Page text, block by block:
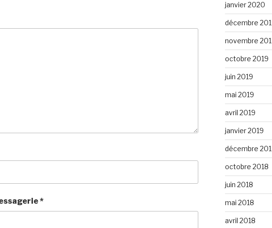
*
janvier 2020
décembre
novembre
octobre 2019
juin 2019
mai 2019
avril 2019
janvier 2019
décembre
octobre 2018
juin 2018
mai 2018
avril 2018